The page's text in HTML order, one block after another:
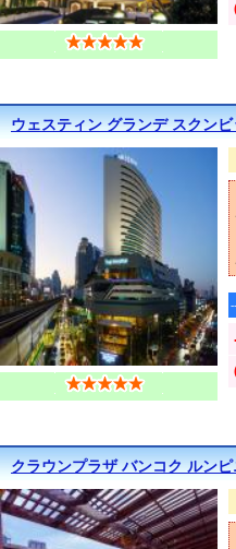
ウェスティン グランデ スクンビ
--
クラウンプラザ バンコク ルン